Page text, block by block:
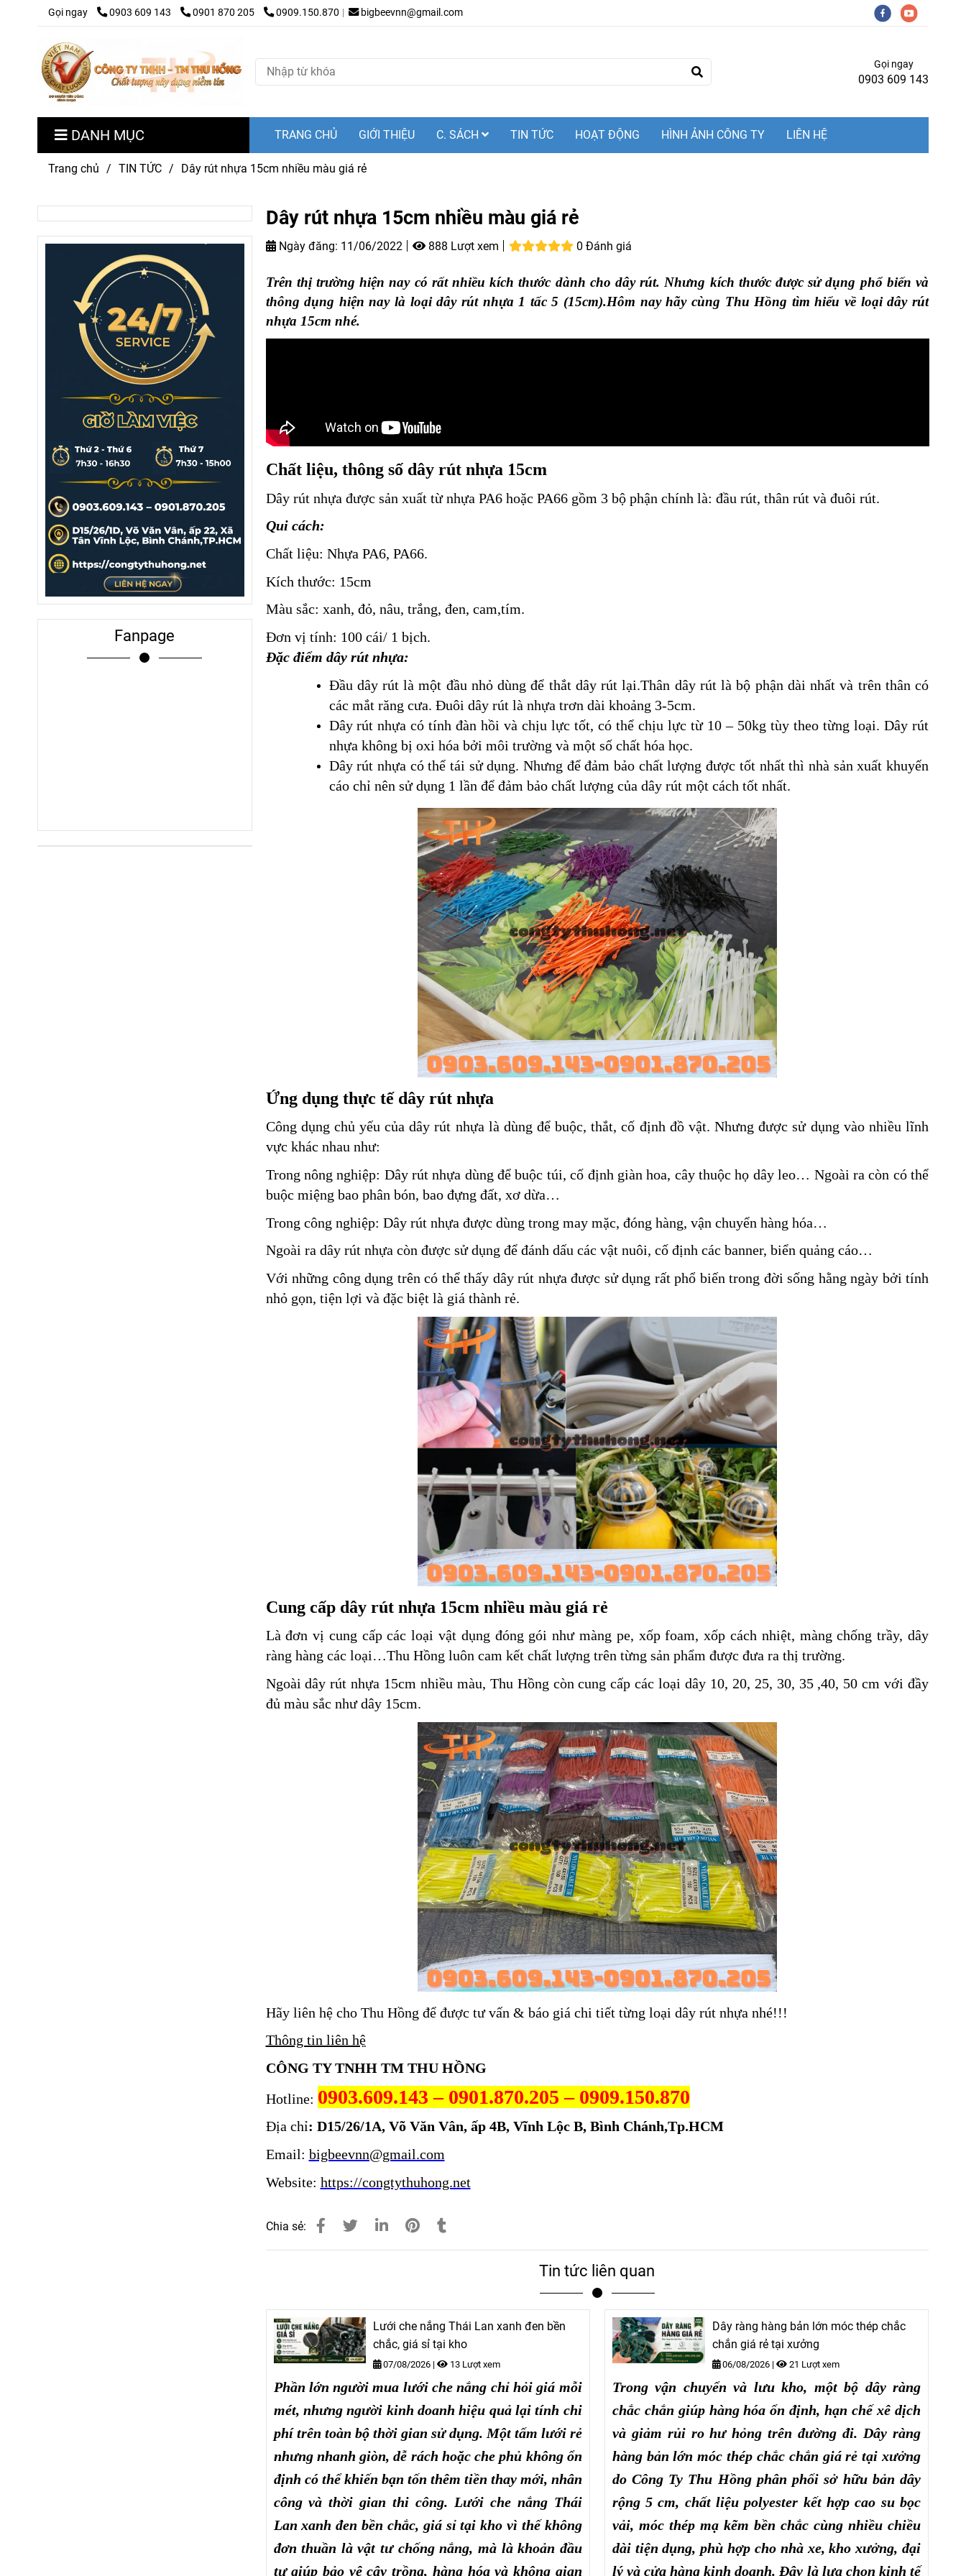
Gọi ngay 0903 609 143 0901 870 205 0909.150.870 bigbeevnn@gmail.com
Gọi ngay
0903 609 143
DANH MỤC TRANG CHỦ GIỚI THIỆU C. SÁCH TIN TỨC HOẠT ĐỘNG HÌNH ẢNH CÔNG TY LIÊN HỆ
Trang chủ / TIN TỨC / Dây rút nhựa 15cm nhiều màu giá rẻ
Dây rút nhựa 15cm nhiều màu giá rẻ
Ngày đăng: 11/06/2022 888 Lượt xem 0 Đánh giá
Trên thị trường hiện nay có rất nhiều kích thước dành cho dây rút. Nhưng kích thước được sử dụng phổ biến và
thông dụng hiện nay là loại dây rút nhựa 1 tấc 5 (15cm).Hôm nay hãy cùng Thu Hồng tìm hiểu về loại dây rút
nhựa 15cm nhé.
Chất liệu, thông số dây rút nhựa 15cm
Dây rút nhựa được sản xuất từ nhựa PA6 hoặc PA66 gồm 3 bộ phận chính là: đầu rút, thân rút và đuôi rút.
Qui cách:
Chất liệu: Nhựa PA6, PA66.
Kích thước: 15cm
Màu sắc: xanh, đỏ, nâu, trắng, đen, cam,tím.
Đơn vị tính: 100 cái/ 1 bịch.
Đặc điểm dây rút nhựa:
Đầu dây rút là một đầu nhỏ dùng để thắt dây rút lại.Thân dây rút là bộ phận dài nhất và trên thân có
các mắt răng cưa. Đuôi dây rút là nhựa trơn dài khoảng 3-5cm.
Dây rút nhựa có tính đàn hồi và chịu lực tốt, có thể chịu lực từ 10 – 50kg tùy theo từng loại. Dây rút
nhựa không bị oxi hóa bởi môi trường và một số chất hóa học.
Dây rút nhựa có thể tái sử dụng. Nhưng để đảm bảo chất lượng được tốt nhất thì nhà sản xuất khuyến
cáo chỉ nên sử dụng 1 lần để đảm bảo chất lượng của dây rút một cách tốt nhất.
Ứng dụng thực tế dây rút nhựa
Công dụng chủ yếu của dây rút nhựa là dùng để buộc, thắt, cố định đồ vật. Nhưng được sử dụng vào nhiều lĩnh
vực khác nhau như:
Trong nông nghiệp: Dây rút nhựa dùng để buộc túi, cố định giàn hoa, cây thuộc họ dây leo… Ngoài ra còn có thể
buộc miệng bao phân bón, bao đựng đất, xơ dừa…
Trong công nghiệp: Dây rút nhựa được dùng trong may mặc, đóng hàng, vận chuyển hàng hóa…
Ngoài ra dây rút nhựa còn được sử dụng để đánh dấu các vật nuôi, cố định các banner, biển quảng cáo…
Với những công dụng trên có thể thấy dây rút nhựa được sử dụng rất phổ biến trong đời sống hằng ngày bởi tính
nhỏ gọn, tiện lợi và đặc biệt là giá thành rẻ.
Cung cấp dây rút nhựa 15cm nhiều màu giá rẻ
Là đơn vị cung cấp các loại vật dụng đóng gói như màng pe, xốp foam, xốp cách nhiệt, màng chống trầy, dây
ràng hàng các loại…Thu Hồng luôn cam kết chất lượng trên từng sản phẩm được đưa ra thị trường.
Ngoài dây rút nhựa 15cm nhiều màu, Thu Hồng còn cung cấp các loại dây 10, 20, 25, 30, 35 ,40, 50 cm với đầy
đủ màu sắc như dây 15cm.
Hãy liên hệ cho Thu Hồng để được tư vấn & báo giá chi tiết từng loại dây rút nhựa nhé!!!
Thông tin liên hệ
CÔNG TY TNHH TM THU HỒNG
Hotline: 0903.609.143 – 0901.870.205– 0909.150.870
Địa chỉ: D15/26/1A, Võ Văn Vân, ấp 4B, Vĩnh Lộc B, Bình Chánh,Tp.HCM
Email: bigbeevnn@gmail.com
Website: https://congtythuhong.net
Chia sẻ:
Tin tức liên quan
Lưới che nắng Thái Lan xanh đen bền
chắc, giá sỉ tại kho
07/08/2026 | 13 Lượt xem
Phần lớn người mua lưới che nắng chỉ hỏi giá mỗi
mét, nhưng người kinh doanh hiệu quả lại tính chi
phí trên toàn bộ thời gian sử dụng. Một tấm lưới rẻ
nhưng nhanh giòn, dễ rách hoặc che phủ không ổn
định có thể khiến bạn tốn thêm tiền thay mới, nhân
công và thời gian thi công. Lưới che nắng Thái
Lan xanh đen bền chắc, giá sỉ tại kho vì thế không
đơn thuần là vật tư chống nắng, mà là khoản đầu
tư giúp bảo vệ cây trồng, hàng hóa và không gian
Dây ràng hàng bản lớn móc thép chắc
chắn giá rẻ tại xưởng
06/08/2026 | 21 Lượt xem
Trong vận chuyển và lưu kho, một bộ dây ràng
chắc chắn giúp hàng hóa ổn định, hạn chế xê dịch
và giảm rủi ro hư hỏng trên đường đi. Dây ràng
hàng bản lớn móc thép chắc chắn giá rẻ tại xưởng
do Công Ty Thu Hồng phân phối sở hữu bản dây
rộng 5 cm, chất liệu polyester kết hợp cao su bọc
vải, móc thép mạ kẽm bền chắc cùng nhiều chiều
dài tiện dụng, phù hợp cho nhà xe, kho xưởng, đại
lý và cửa hàng kinh doanh. Đây là lựa chọn kinh tế
Fanpage